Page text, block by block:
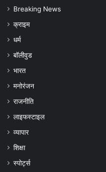
Breaking News
क्राइम
धर्म
बॉलीवुड
भारत
मनोरंजन
राजनीति
लाइफस्टाइल
व्यापार
शिक्षा
स्पोर्ट्स